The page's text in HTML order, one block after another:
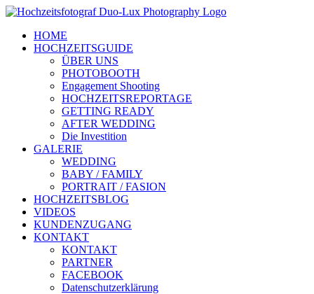
Zum
springenHOME
HOCHZEITSGUIDE
ÜBER UNS
PHOTOBOOTH
Engagement Shooting
HOCHZEITSREPORTAGE
GETTING READY
AFTER WEDDING
Die Investition
GALERIE
WEDDING
BABY / FAMILY
PORTRAIT / FASION
HOCHZEITSBLOG
VIDEOS
KUNDENZUGANG
KONTAKT
KONTAKT
PARTNER
FACEBOOK
Datenschutzerklärung